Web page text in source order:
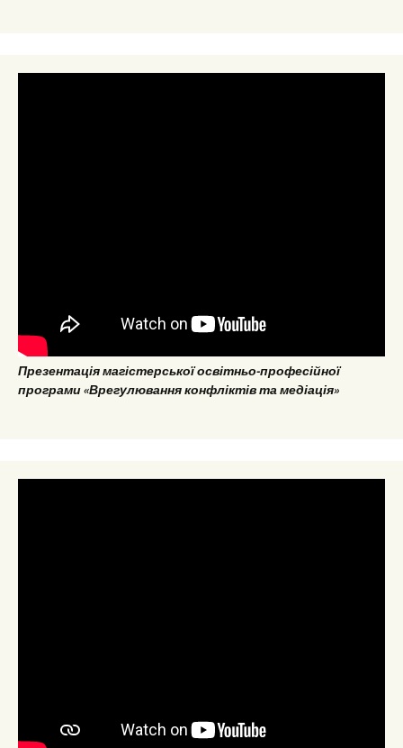
Презентація магістерської освітньо-професійної
програми «Врегулювання конфліктів та медіація»